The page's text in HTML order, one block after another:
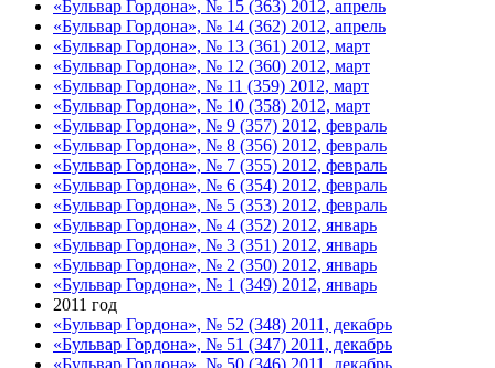
«Бульвар Гордона», № 15 (363) 2012, апрель
«Бульвар Гордона», № 14 (362) 2012, апрель
«Бульвар Гордона», № 13 (361) 2012, март
«Бульвар Гордона», № 12 (360) 2012, март
«Бульвар Гордона», № 11 (359) 2012, март
«Бульвар Гордона», № 10 (358) 2012, март
«Бульвар Гордона», № 9 (357) 2012, февраль
«Бульвар Гордона», № 8 (356) 2012, февраль
«Бульвар Гордона», № 7 (355) 2012, февраль
«Бульвар Гордона», № 6 (354) 2012, февраль
«Бульвар Гордона», № 5 (353) 2012, февраль
«Бульвар Гордона», № 4 (352) 2012, январь
«Бульвар Гордона», № 3 (351) 2012, январь
«Бульвар Гордона», № 2 (350) 2012, январь
«Бульвар Гордона», № 1 (349) 2012, январь
2011 год
«Бульвар Гордона», № 52 (348) 2011, декабрь
«Бульвар Гордона», № 51 (347) 2011, декабрь
«Бульвар Гордона», № 50 (346) 2011, декабрь